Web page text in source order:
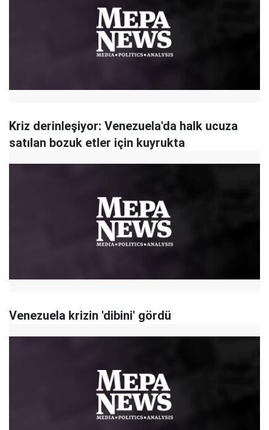
Kriz derinleşiyor: Venezuela'da halk ucuza
satılan bozuk etler için kuyrukta
Venezuela krizin 'dibini' gördü